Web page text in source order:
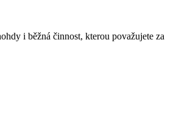
i běžná činnost, kterou považujete za